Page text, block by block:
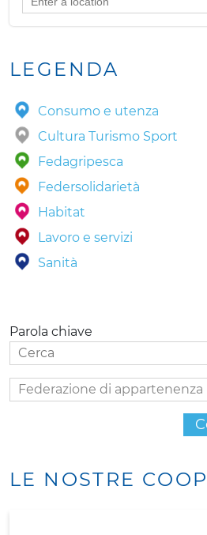
LEGENDA
Consumo e utenza
Cultura Turismo Sport
Fedagripesca
Federsolidarietà
Habitat
Lavoro e servizi
Sanità
LE NOSTRE
Parola chiave
Federazione
di